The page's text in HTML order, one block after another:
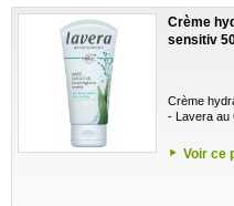
Crème
sensitiv
Crème
- Lavera au
Voir ce